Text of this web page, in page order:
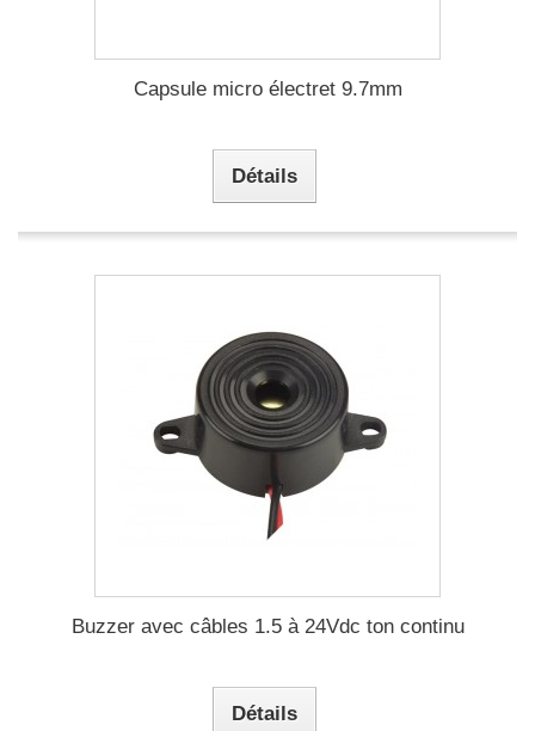
Capsule micro électret 9.7mm
Détails
Buzzer avec câbles 1.5 à 24Vdc ton continu
Détails